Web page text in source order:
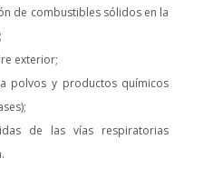
de combustibles sólidos en la
exterior;
polvos y productos químicos
de las vías respiratorias